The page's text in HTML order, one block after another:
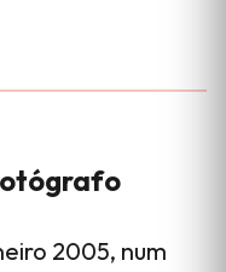
2005, num